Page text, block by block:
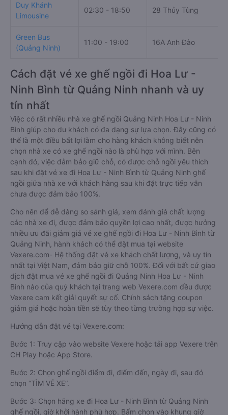
Duy Khánh
Limousine
02:30 - 18:50 28 Thủy Tùng
Green Bus
(Quảng Ninh)
11:00 - 19:00 16A Anh Đào
Cách đặt vé xe ghế ngồi đi Hoa Lư -
Ninh Bình từ Quảng Ninh nhanh và uy
tín nhất
Việc có rất nhiều nhà xe ghế ngồi Quảng Ninh Hoa Lư - Ninh
Bình giúp cho du khách có đa dạng sự lựa chọn. Đây cũng có
thể là một điều bất lợi làm cho hàng khách không biết nên
chọn nhà xe có xe ghế ngồi nào là phù hợp với mình. Bên
cạnh đó, việc đảm bảo giữ chỗ, có được chỗ ngồi yêu thích
sau khi đặt vé xe đi Hoa Lư - Ninh Bình từ Quảng Ninh ghế
ngồi giữa nhà xe với khách hàng sau khi đặt trực tiếp vẫn
chưa được đảm bảo 100%.
Cho nên để dễ dàng so sánh giá, xem đánh giá chất lượng
các nhà xe đi, được đảm bảo quyền lợi cao nhất, được hưởng
nhiều ưu đãi giảm giá vé xe ghế ngồi đi Hoa Lư - Ninh Bình từ
Quảng Ninh, hành khách có thể đặt mua tại website
Vexere.com- Hệ thống đặt vé xe khách chất lượng, và uy tín
nhất tại Việt Nam, đảm bảo giữ chỗ 100%. Đối với bất cứ giao
dịch đặt mua vé xe ghế ngồi đi Quảng Ninh Hoa Lư - Ninh
Bình nào của quý khách tại trang web Vexere.com đều được
Vexere cam kết giải quyết sự cố. Chính sách tặng coupon
giảm giá hoặc hoàn tiền sẽ tùy theo từng trường hợp sự việc.
Hướng dẫn đặt vé tại Vexere.com:
Bước 1: Truy cập vào website Vexere hoặc tải app Vexere trên
CH Play hoặc App Store.
Bước 2: Chọn ghế ngồi điểm đi, điểm đến, ngày đi, sau đó
chọn “TÌM VÉ XE”.
Bước 3: Chọn hãng xe đi Hoa Lư - Ninh Bình từ Quảng Ninh
ghế ngồi, giờ khởi hành phù hợp. Bấm chọn vào khung giờ